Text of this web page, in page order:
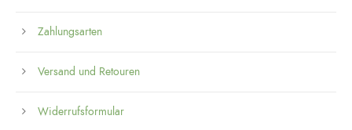
Zahlungsarten
Versand und Retouren
Widerrufsformular